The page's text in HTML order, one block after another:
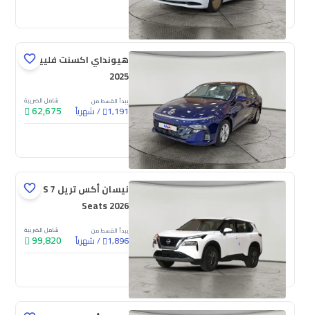
جديدة ملوحة
هيونداي اكسنت فلييت
2025
يبدأ القسط من
1,191
/شهرياً
شامل الضريبة
62,675
جديدة
نيسان أكس تريل S 7
Seats 2026
يبدأ القسط من
1,896
/شهرياً
شامل الضريبة
99,820
جديدة